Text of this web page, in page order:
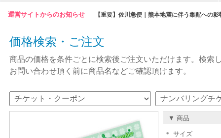
運営サイトからのお知らせ 【重要】佐川急便｜熊本地震に伴う集配への
価格検索・ご注文
商品の価格を条件ごとに検索後ご注文いただけます。検索
お問い合わせ頂く前に商品名などご確認頂けます。
▼ 商品
サイズ